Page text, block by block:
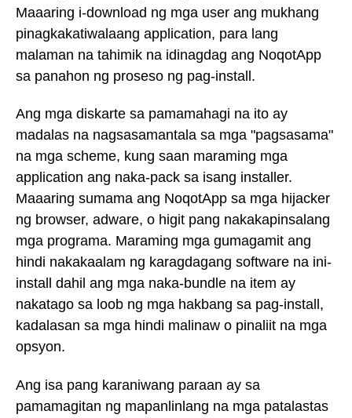
Maaaring i-download ng mga user ang mukhang
pinagkakatiwalaang application, para lang
malaman na tahimik na idinagdag ang NoqotApp
sa panahon ng proseso ng pag-install.
Ang mga diskarte sa pamamahagi na ito ay
madalas na nagsasamantala sa mga "pagsasama"
na mga scheme, kung saan maraming mga
application ang naka-pack sa isang installer.
Maaaring sumama ang NoqotApp sa mga hijacker
ng browser, adware, o higit pang nakakapinsalang
mga programa. Maraming mga gumagamit ang
hindi nakakaalam ng karagdagang software na ini-
install dahil ang mga naka-bundle na item ay
nakatago sa loob ng mga hakbang sa pag-install,
kadalasan sa mga hindi malinaw o pinaliit na mga
opsyon.
Ang isa pang karaniwang paraan ay sa
pamamagitan ng mapanlinlang na mga patalastas